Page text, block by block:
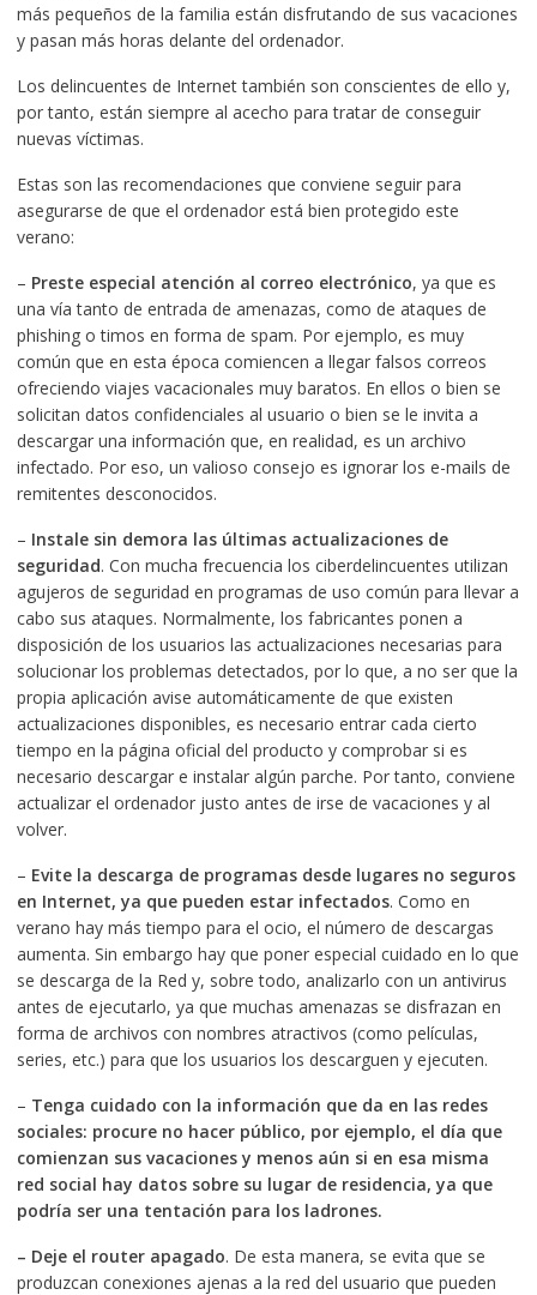
más pequeños de la familia están disfrutando de sus vacaciones
y pasan más horas delante del ordenador.
Los delincuentes de Internet también son conscientes de ello y,
por tanto, están siempre al acecho para tratar de conseguir
nuevas víctimas.
Estas son las recomendaciones que conviene seguir para
asegurarse de que el ordenador está bien protegido este
verano:
– Preste especial atención al correo electrónico, ya que es
una vía tanto de entrada de amenazas, como de ataques de
phishing o timos en forma de spam. Por ejemplo, es muy
común que en esta época comiencen a llegar falsos correos
ofreciendo viajes vacacionales muy baratos. En ellos o bien se
solicitan datos confidenciales al usuario o bien se le invita a
descargar una información que, en realidad, es un archivo
infectado. Por eso, un valioso consejo es ignorar los e-mails de
remitentes desconocidos.
– Instale sin demora las últimas actualizaciones de
seguridad. Con mucha frecuencia los ciberdelincuentes utilizan
agujeros de seguridad en programas de uso común para llevar a
cabo sus ataques. Normalmente, los fabricantes ponen a
disposición de los usuarios las actualizaciones necesarias para
solucionar los problemas detectados, por lo que, a no ser que la
propia aplicación avise automáticamente de que existen
actualizaciones disponibles, es necesario entrar cada cierto
tiempo en la página oficial del producto y comprobar si es
necesario descargar e instalar algún parche. Por tanto, conviene
actualizar el ordenador justo antes de irse de vacaciones y al
volver.
– Evite la descarga de programas desde lugares no seguros
en Internet, ya que pueden estar infectados. Como en
verano hay más tiempo para el ocio, el número de descargas
aumenta. Sin embargo hay que poner especial cuidado en lo que
se descarga de la Red y, sobre todo, analizarlo con un antivirus
antes de ejecutarlo, ya que muchas amenazas se disfrazan en
forma de archivos con nombres atractivos (como películas,
series, etc.) para que los usuarios los descarguen y ejecuten.
– Tenga cuidado con la información que da en las redes
sociales: procure no hacer público, por ejemplo, el día que
comienzan sus vacaciones y menos aún si en esa misma
red social hay datos sobre su lugar de residencia, ya que
podría ser una tentación para los ladrones.
– Deje el router apagado. De esta manera, se evita que se
produzcan conexiones ajenas a la red del usuario que pueden